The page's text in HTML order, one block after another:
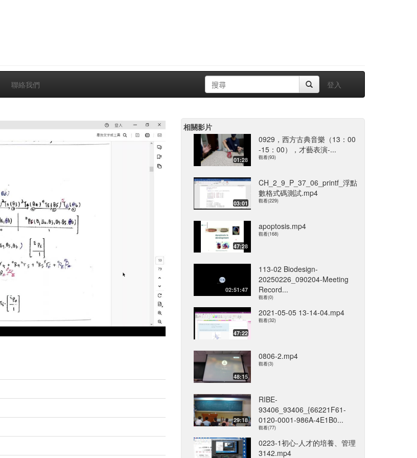
聯絡我們 登入
相關影片
01:28
0929，西方古典音樂（13：00
-15：00），才藝表演-...
觀看(93)
03:01
CH_2_9_P_37_06_printf_浮點
數格式碼測試.mp4
觀看(229)
47:28
apoptosis.mp4
觀看(168)
02:51:47
113-02 Biodesign-
20250226_090204-Meeting
Record...
觀看(0)
47:22
2021-05-05 13-14-04.mp4
觀看(32)
48:15
0806-2.mp4
觀看(3)
29:18
RIBE-
93406_93406_{66221F61-
0120-0001-986A-4E1B0...
觀看(77)
0223-1初心-人才的培養、管理
3142.mp4